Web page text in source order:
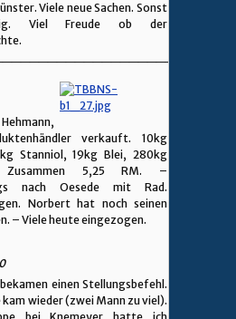
Viele neue Sachen. Sonst
Viel Freude ob der
verkauft. 10kg
Stanniol, 19kg Blei, 280kg
Zusammen 5,25 RM. –
nach Oesede mit Rad.
Norbert hat noch seinen
– Viele heute eingezogen.
einen Stellungsbefehl.
kam wieder (zwei Mann zu viel).